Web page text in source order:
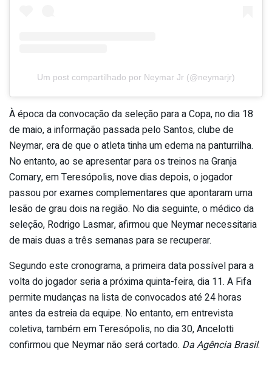
Um post compartilhado por Neymar Jr (@neymarjr)
À época da convocação da seleção para a Copa, no dia 18
de maio, a informação passada pelo Santos, clube de
Neymar, era de que o atleta tinha um edema na panturrilha.
No entanto, ao se apresentar para os treinos na Granja
Comary, em Teresópolis, nove dias depois, o jogador
passou por exames complementares que apontaram uma
lesão de grau dois na região. No dia seguinte, o médico da
seleção, Rodrigo Lasmar, afirmou que Neymar necessitaria
de mais duas a três semanas para se recuperar.
Segundo este cronograma, a primeira data possível para a
volta do jogador seria a próxima quinta-feira, dia 11. A Fifa
permite mudanças na lista de convocados até 24 horas
antes da estreia da equipe. No entanto, em entrevista
coletiva, também em Teresópolis, no dia 30, Ancelotti
confirmou que Neymar não será cortado. Da Agência Brasil.